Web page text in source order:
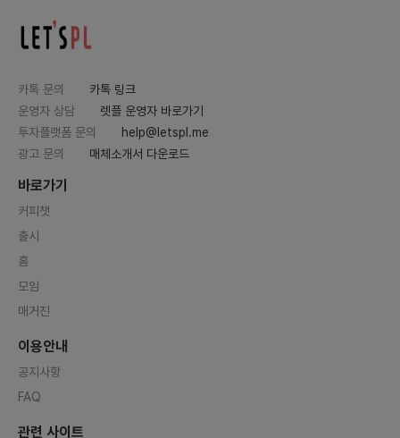
카톡 문의
카톡 링크
운영자 상담
렛플 운영자 바로가기
투자플랫폼 문의
help@letspl.me
광고 문의
매체소개서 다운로드
바로가기
커피챗
출시
홈
모임
매거진
이용안내
공지사항
FAQ
관련 사이트